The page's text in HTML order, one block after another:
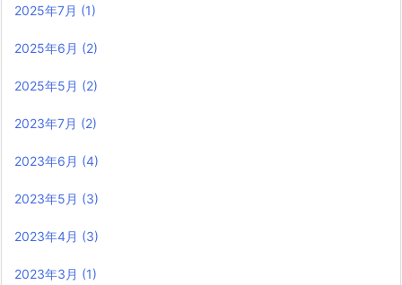
2025年7月 (1)
2025年6月 (2)
2025年5月 (2)
2023年7月 (2)
2023年6月 (4)
2023年5月 (3)
2023年4月 (3)
2023年3月 (1)